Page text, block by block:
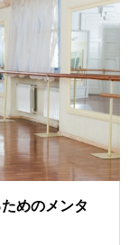
めのメンタ